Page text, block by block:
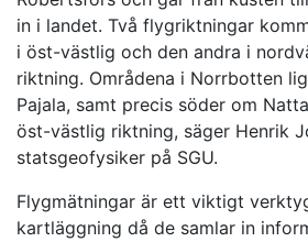
in i landet. Två flygriktningar
i öst-västlig och den andra i
riktning. Områdena i Norrbotten
Pajala, samt precis söder om
öst-västlig riktning, säger Henrik
statsgeofysiker på SGU.
Flygmätningar är ett viktigt
kartläggning då de samlar in